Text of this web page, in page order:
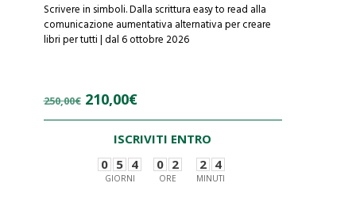
Scrivere in simboli. Dalla scrittura easy to read alla
comunicazione aumentativa alternativa per creare
libri per tutti | dal 6 ottobre 2026
250,00€ Il
prezzo
originale
era:
210,00€Il
prezzo
attuale
è:
ISCRIVITI ENTRO
0 5 4
GIORNI
0 2
ORE
2 4
MINUTI